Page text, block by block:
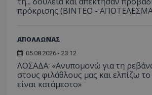
πρόκρισης (ΒΙΝΤΕΟ -
ΑΠΟΛΛΩΝΑΣ
05.08.2026 - 23:12
ΛΟΣΑΔΑ: «Ανυπομονώ για τη
στους φιλάθλους μας και ελπίζω
είναι κατάμεστο»